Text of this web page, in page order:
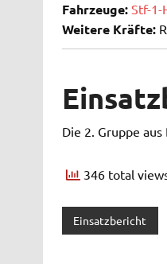
Fahrzeuge: Stf-1-
Weitere Kräfte:
Die 2. Gruppe
346 total
Einsatzbericht